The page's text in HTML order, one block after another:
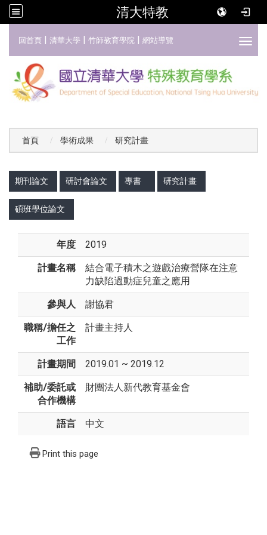
清大特教
回首頁 | 清華大學 | 竹師教育學院 | 網站導覽
首頁 學術成果 研究計畫
期刊論文 研討會論文 專書 研究計畫
碩班學位論文
年度 2019
計畫名稱
結合電子積木之遊戲治療營隊在注意
力缺陷過動症兒童之應用
參與人 謝協君
職稱/擔任之
工作
計畫主持人
計畫期間 2019.01 ~ 2019.12
補助/委託或
合作機構
財團法人新代教育基金會
語言 中文
Print this page